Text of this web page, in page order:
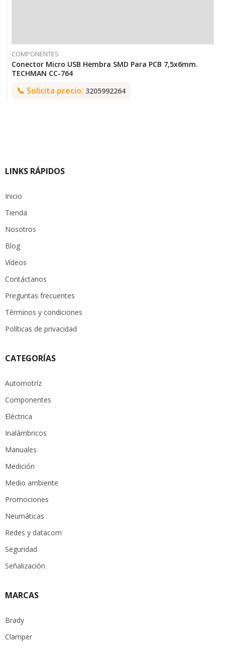
COMPONENTES
Conector Micro USB Hembra SMD Para PCB 7,5x6mm.
TECHMAN CC-764
📞 Solicita precio: 3205992264
LINKS RÁPIDOS
Inicio
Tienda
Nosotros
Blog
Vídeos
Contáctanos
Preguntas frecuentes
Términos y condiciones
Políticas de privacidad
CATEGORÍAS
Automotríz
Componentes
Eléctrica
Inalámbricos
Manuales
Medición
Medio ambiente
Promociones
Neumáticas
Redes y datacom
Seguridad
Señalización
MARCAS
Brady
Clamper